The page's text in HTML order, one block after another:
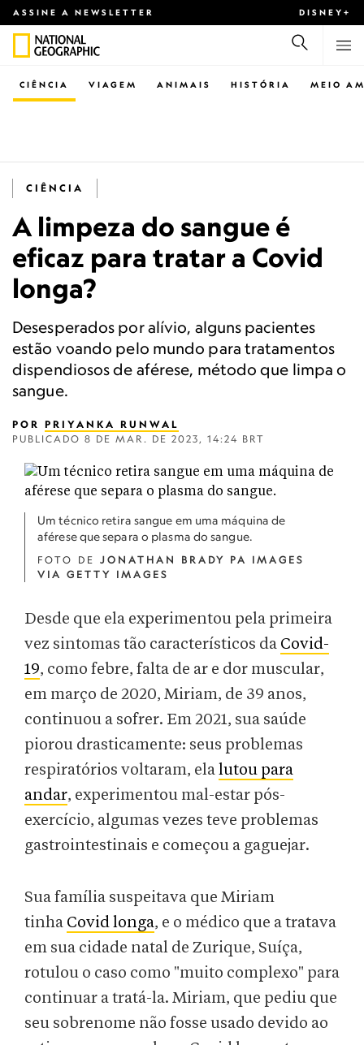
ASSINE A NEWSLETTER DISNEY+
CIÊNCIA VIAGEM ANIMAIS HISTÓRIA MEIO
CIÊNCIA
A limpeza do sangue é
eficaz para tratar a Covid
longa?
Desesperados por alívio, alguns pacientes
estão voando pelo mundo para tratamentos
dispendiosos de aférese, método que limpa o
sangue.
POR PRIYANKA RUNWAL
PUBLICADO 8 DE MAR. DE 2023, 14:24 BRT
Um técnico retira sangue em uma máquina de
aférese que separa o plasma do sangue.
FOTO DE JONATHAN BRADY PA IMAGES
VIA GETTY IMAGES
Desde que ela experimentou pela primeira
vez sintomas tão característicos da Covid-
19, como febre, falta de ar e dor muscular,
em março de 2020, Miriam, de 39 anos,
continuou a sofrer. Em 2021, sua saúde
piorou drasticamente: seus problemas
respiratórios voltaram, elalutou para
andar, experimentou mal-estar pós-
exercício, algumas vezes teve problemas
gastrointestinais e começou a gaguejar.
Sua família suspeitava que Miriam
tinha Covid longa, e o médico que a tratava
em sua cidade natal de Zurique, Suíça,
rotulou o caso como "muito complexo" para
continuar a tratá-la. Miriam, que pediu que
seu sobrenome não fosse usado devido ao